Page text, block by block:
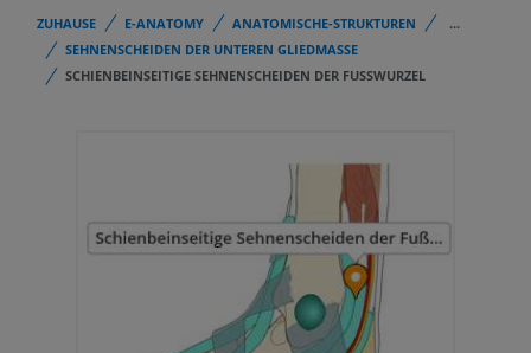
ZUHAUSE E-ANATOMY ANATOMISCHE-STRUKTUREN
...
SEHNENSCHEIDEN DER UNTEREN GLIEDMASSE
SCHIENBEINSEITIGE SEHNENSCHEIDEN DER FUSSWURZEL